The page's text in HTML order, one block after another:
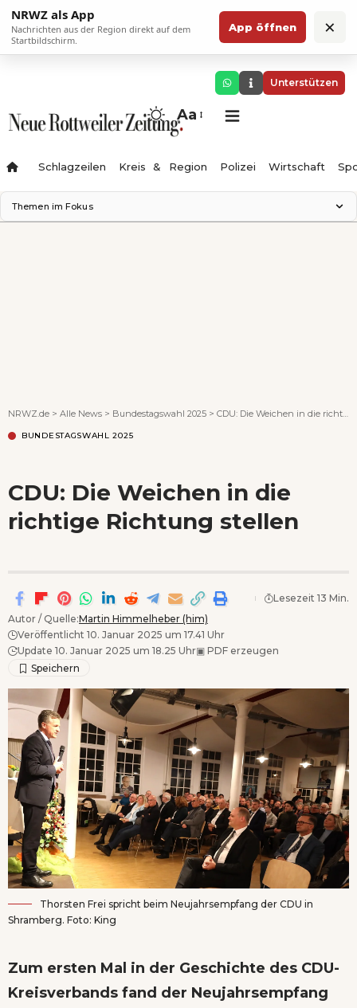
NRWZ als App
Nachrichten aus der Region direkt auf dem
Startbildschirm.
App öffnen ×
Unterstützen
Aa
Schlagzeilen Kreis & Region Polizei Wirtschaft
Themen im Fokus
NRWZ.de > Alle News > Bundestagswahl 2025 > CDU: Die Weichen in die richtige Richtung stellen
BUNDESTAGSWAHL 2025
CDU: Die Weichen in die
richtige Richtung stellen
Autor / Quelle:Martin Himmelheber (him)
Veröffentlicht 10. Januar 2025 um 17.41 Uhr
Update 10. Januar 2025 um 18.25 Uhr▣ PDF erzeugen
Lesezeit 13 Min.
Thorsten Frei spricht beim Neujahrsempfang der CDU in
Shramberg. Foto: King
Zum ersten Mal in der Geschichte des CDU-
Kreisverbands fand der Neujahrsempfang